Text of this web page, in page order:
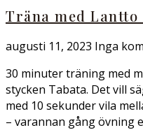
Träna med
augusti 11, 2023 Inga
30 minuter träning med
stycken Tabata. Det vill
med 10 sekunder vila
– varannan gång övning